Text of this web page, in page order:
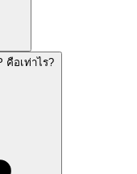
คือเท่าไร?